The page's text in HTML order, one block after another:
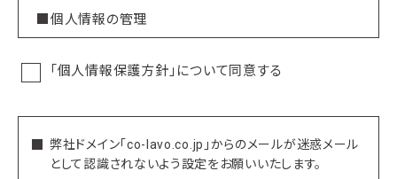
■個人情報の管理
人情報への不正アクセス・紛失・破損・改ざん・漏洩などを防止
するため、セキュリティシステムの維持・管理体制の整備・社員
報の厳重な管理を行ないます。
■個人情報の利用目的
「個人情報保護方針」について同意する
弊社ドメイン「co-lavo.co.jp」からのメールが迷惑メール
として認識されないよう設定をお願いいたします。